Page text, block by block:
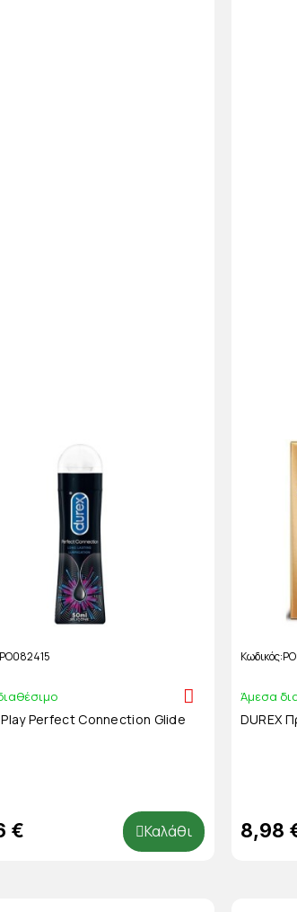
PO082415
Play Perfect Connection Glide
€ Καλάθι
Κωδικός
Άμεσα
DUREX
8,98